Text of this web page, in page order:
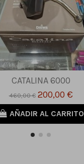
CATALINA 6000
460,00 € 200,00 €
AÑADIR AL CARRITO